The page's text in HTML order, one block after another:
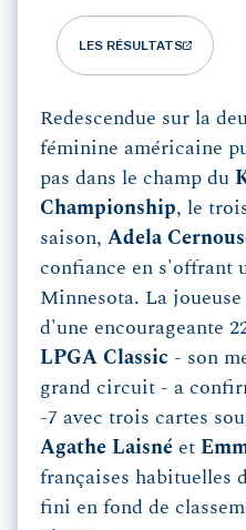
LES RÉSULTATS
Redescendue sur la
féminine américaine
pas dans le champ du
Championship, le
saison, Adela
confiance en s'offrant
Minnesota. La
d'une encourageante
LPGA Classic - son
grand circuit - a
-7 avec trois cartes
Agathe Laisné et
françaises habituelles
fini en fond de